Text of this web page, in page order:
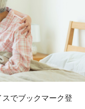
でブックマーク登